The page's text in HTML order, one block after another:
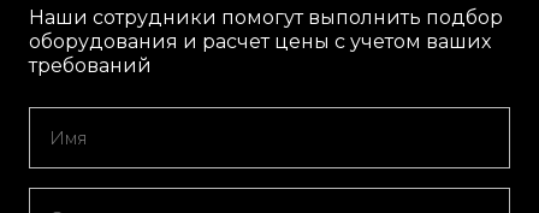
Наши сотрудники помогут выполнить подбор
оборудования и расчет цены с учетом ваших
требований